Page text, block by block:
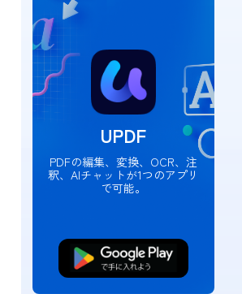
UPDF
PDFの編集、変換、OCR、注
釈、AIチャットが1つのアプリ
で可能。
無料ダウンロード